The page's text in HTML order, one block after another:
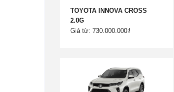
TOYOTA INNOVA CROSS
2.0G
Giá từ: 730.000.000₫